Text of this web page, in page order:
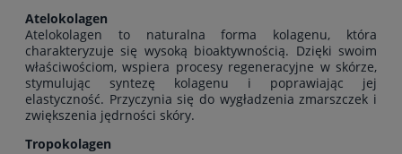
Atelokolagen
Atelokolagen to naturalna forma kolagenu, która
charakteryzuje się wysoką bioaktywnością. Dzięki swoim
właściwościom, wspiera procesy regeneracyjne w skórze,
stymulując syntezę kolagenu i poprawiając jej
elastyczność. Przyczynia się do wygładzenia zmarszczek i
zwiększenia jędrności skóry.
Tropokolagen